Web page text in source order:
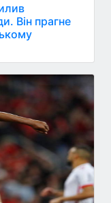
Він прагне